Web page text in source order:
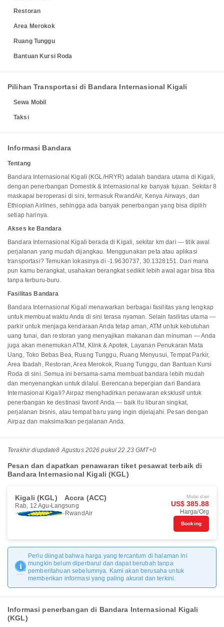
Restoran
Area Merokok
Ruang Tunggu
Bantuan Kursi Roda
Pilihan Transportasi di Bandara Internasional Kigali
Sewa Mobil
Taksi
Informasi Bandara
Tentang
Bandara Internasional Kigali (KGL/HRYR) adalah bandara utama di Kigali,
dengan penerbangan Domestik & Internasional ke banyak tujuan. Sekitar 8
maskapai beroperasi di sini, termasuk RwandAir, Kenya Airways, dan
Ethiopian Airlines, sehingga ada banyak penerbangan yang bisa dipilih
setiap harinya.
Akses ke Bandara
Bandara Internasional Kigali berada di Kigali, sekitar km dari — titik awal
perjalanan yang mudah dijangkau. Menggunakan peta atau aplikasi
transportasi? Temukan lokasinya di -1.9630737, 30.1328151. Dari mana
pun kamu berangkat, usahakan berangkat sedikit lebih awal agar bisa tiba
tanpa terburu-buru.
Fasilitas Bandara
Bandara Internasional Kigali menawarkan berbagai fasilitas yang lengkap
untuk membuat waktu Anda di sini terasa nyaman. Selain fasilitas utama —
parkir untuk menjaga kendaraan Anda tetap aman, ATM untuk kebutuhan
uang tunai, dan restoran yang menyajikan makanan dan minuman — Anda
juga akan menemukan ATM, Klink & Apotek, Layanan Penukaran Mata
Uang, Toko Bebas Bea, Ruang Tunggu, Ruang Menyusui, Tempat Parkir,
Area Ibadah, Restoran, Area Merokok, Ruang Tunggu, dan Bantuan Kursi
Roda di sini. Semua ini bersama-sama membuat bandara lebih mudah
dan menyenangkan untuk dilalui. Berencana bepergian dari Bandara
Internasional Kigali? Airpaz menghadirkan penawaran eksklusif untuk
penerbangan ke destinasi favorit Anda — baik itu liburan singkat,
perjalanan bisnis, atau tempat baru yang ingin dijelajahi. Pesan dengan
Airpaz dan maksimalkan perjalanan Anda.
Terakhir diupdate8 Agustus 2026 pukul 22.23 GMT+0
Pesan dan dapatkan penawaran tiket pesawat terbaik di
Bandara Internasional Kigali (KGL)
Kigali (KGL) Accra (ACC)
Rab, 12 Agu Langsung
RwandAir
Mulai dari
US$ 385.88
Harga/Org
Booking
Perlu diingat bahwa harga yang tercantum di halaman ini
mungkin belum diperbarui dan dapat berubah tanpa
pemberitahuan sebelumnya. Kami akan berusaha untuk
memberikan informasi yang paling akurat dan terkini.
Informasi penerbangan di Bandara Internasional Kigali
(KGL)